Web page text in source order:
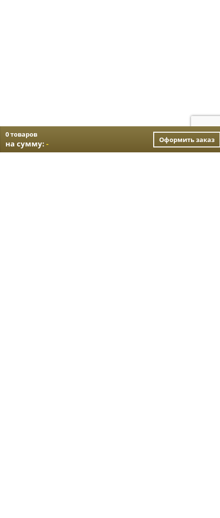
0 товаров
на сумму: - Оформить заказ